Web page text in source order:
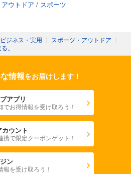
ウトドア / スポーツ
ビジネス・実用 〉 スポーツ・アウトドア 〉
。
情報をお届けします！
アプリ
でお得情報を受け取ろう！
ウント
携で限定クーポンゲット！
ン
報を受け取ろう！